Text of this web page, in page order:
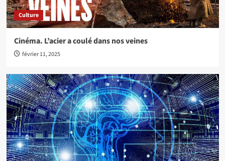
Culture
Cinéma. L’acier a coulé dans nos veines
février 11, 2025